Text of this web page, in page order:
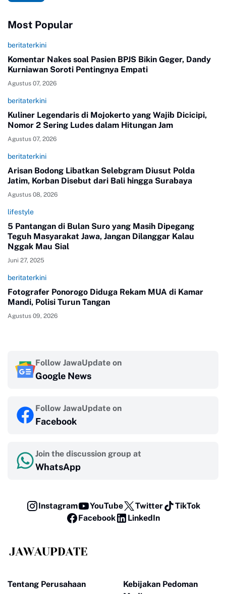
Most Popular
beritaterkini
Komentar Nakes soal Pasien BPJS Bikin Geger, Dandy
Kurniawan Soroti Pentingnya Empati
Agustus 07, 2026
beritaterkini
Kuliner Legendaris di Mojokerto yang Wajib Dicicipi,
Nomor 2 Sering Ludes dalam Hitungan Jam
Agustus 07, 2026
beritaterkini
Arisan Bodong Libatkan Selebgram Diusut Polda
Jatim, Korban Disebut dari Bali hingga Surabaya
Agustus 08, 2026
lifestyle
5 Pantangan di Bulan Suro yang Masih Dipegang
Teguh Masyarakat Jawa, Jangan Dilanggar Kalau
Nggak Mau Sial
Juni 27, 2025
beritaterkini
Fotografer Ponorogo Diduga Rekam MUA di Kamar
Mandi, Polisi Turun Tangan
Agustus 09, 2026
Follow JawaUpdate on
Google News
Follow JawaUpdate on
Facebook
Join the discussion group at
WhatsApp
Instagram YouTube Twitter
TikTok
Facebook
LinkedIn
Tentang Perusahaan
Kebijakan Pedoman